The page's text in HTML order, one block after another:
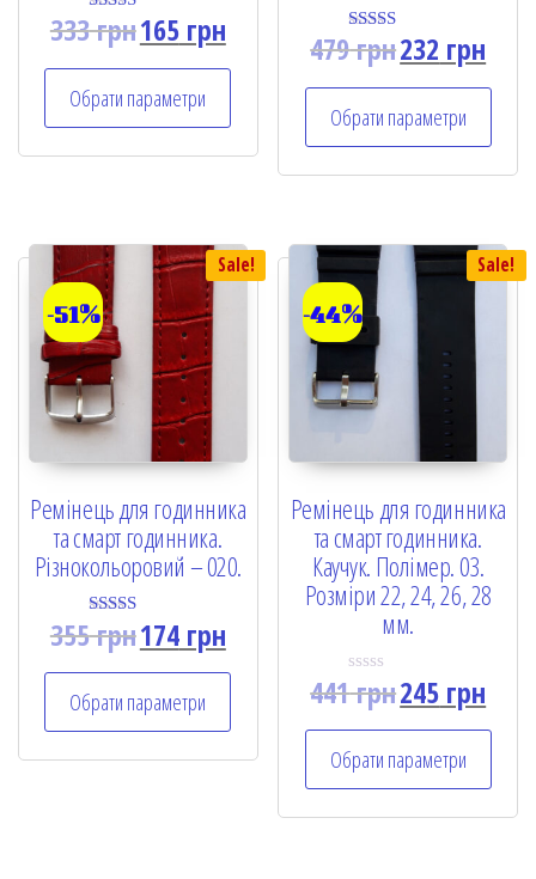
Rated
5.00
333грн165грн
Обрати параметри
Rated
5.00
479грн232 грн
Обрати параметри
Sale!
-51%
Ремінець для годинника
та смарт годинника.
Різнокольоровий – 020.
Rated
5.00
355грн174грн
Обрати параметри
Sale!
-44%
Ремінець для годинника
та смарт годинника.
Каучук. Полімер. 03.
Розміри 22, 24, 26, 28
мм.
R
d
0
o
u
441грн245 грн
Обрати параметри